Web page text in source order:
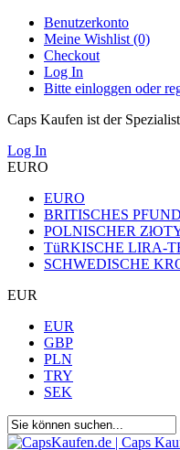
Benutzerkonto
Meine Wishlist (0)
Checkout
Log In
Bitte einloggen oder
Caps Kaufen ist der
Log In
EURO
EURO
BRITISCHES
POLNISCHER
TüRKISCHE LIRA-
SCHWEDISCHE
EUR
EUR
GBP
PLN
TRY
SEK